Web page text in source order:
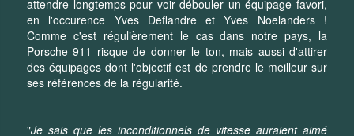
attendre longtemps pour voir débouler un équipage favori,
en l'occurence Yves Deflandre et Yves Noelanders !
Comme c'est régulièrement le cas dans notre pays, la
Porsche 911 risque de donner le ton, mais aussi d'attirer
des équipages dont l'objectif est de prendre le meilleur sur
ses références de la régularité.
"Je sais que les inconditionnels de vitesse auraient aimé